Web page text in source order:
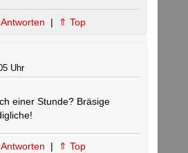
Antworten | ⇑ Top
Uhr
einer Stunde? Bräsige
Antworten | ⇑ Top